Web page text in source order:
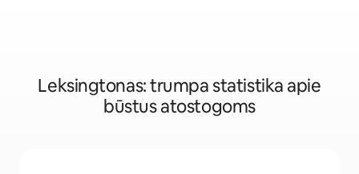
Leksingtonas: trumpa statistika apie
būstus atostogoms